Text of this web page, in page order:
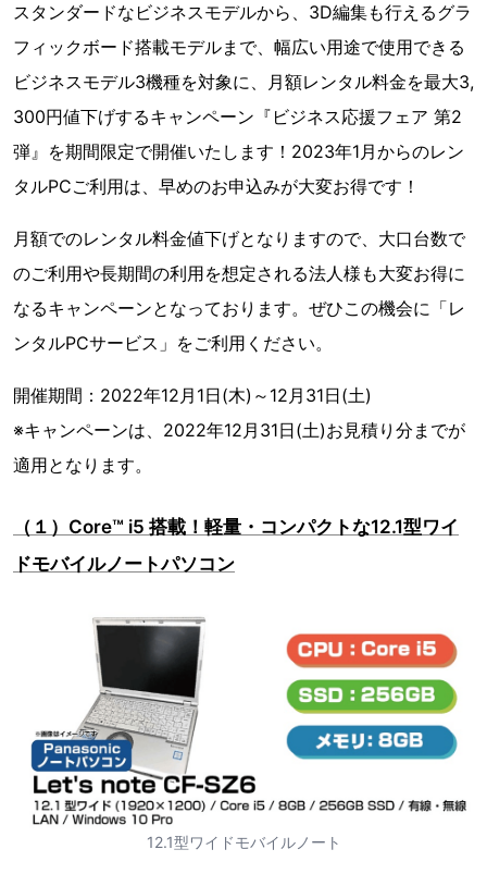
スタンダードなビジネスモデルから、3D編集も行えるグラ
フィックボード搭載モデルまで、幅広い用途で使用できる
ビジネスモデル3機種を対象に、月額レンタル料金を最大3,
300円値下げするキャンペーン『ビジネス応援フェア 第2
弾』を期間限定で開催いたします！2023年1月からのレン
タルPCご利用は、早めのお申込みが大変お得です！
月額でのレンタル料金値下げとなりますので、大口台数で
のご利用や長期間の利用を想定される法人様も大変お得に
なるキャンペーンとなっております。ぜひこの機会に「レ
ンタルPCサービス」をご利用ください。
開催期間：2022年12月1日(木)～12月31日(土)
※キャンペーンは、2022年12月31日(土)お見積り分までが
適用となります。
（１）Core™ i5 搭載！軽量・コンパクトな12.1型ワイ
ドモバイルノートパソコン
12.1型ワイドモバイルノート